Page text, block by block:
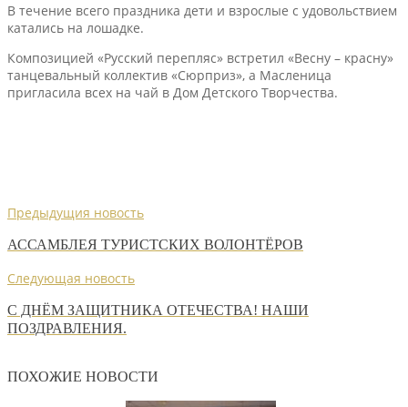
В течение всего праздника дети и взрослые с удовольствием
катались на лошадке.
Композицией «Русский перепляс» встретил «Весну – красну»
танцевальный коллектив «Сюрприз», а Масленица
пригласила всех на чай в Дом Детского Творчества.
Предыдущия новость
АССАМБЛЕЯ ТУРИСТСКИХ ВОЛОНТЁРОВ
Следующая новость
С ДНЁМ ЗАЩИТНИКА ОТЕЧЕСТВА! НАШИ
ПОЗДРАВЛЕНИЯ.
ПОХОЖИЕ НОВОСТИ